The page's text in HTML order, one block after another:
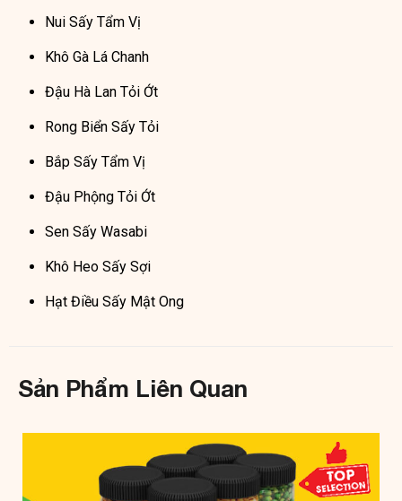
Nui Sấy Tẩm Vị
Khô Gà Lá Chanh
Đậu Hà Lan Tỏi Ớt
Rong Biển Sấy Tỏi
Bắp Sấy Tẩm Vị
Đậu Phộng Tỏi Ớt
Sen Sấy Wasabi
Khô Heo Sấy Sợi
Hạt Điều Sấy Mật Ong
Sản Phẩm Liên Quan